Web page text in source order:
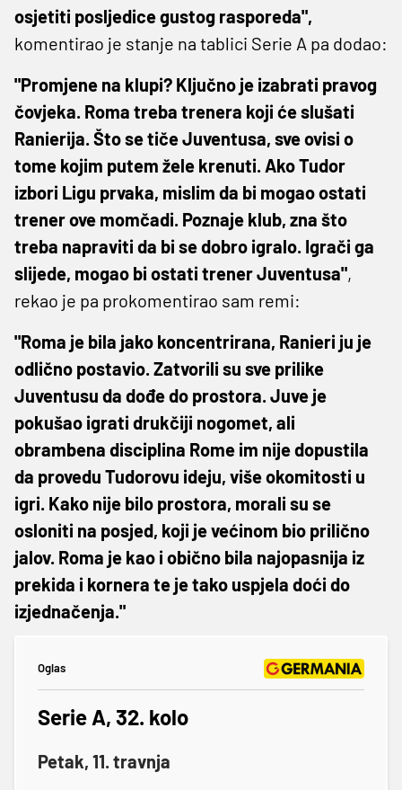
osjetiti posljedice gustog rasporeda",
komentirao je stanje na tablici Serie A pa dodao:
"Promjene na klupi? Ključno je izabrati pravog
čovjeka. Roma treba trenera koji će slušati
Ranierija. Što se tiče Juventusa, sve ovisi o
tome kojim putem žele krenuti. Ako Tudor
izbori Ligu prvaka, mislim da bi mogao ostati
trener ove momčadi. Poznaje klub, zna što
treba napraviti da bi se dobro igralo. Igrači ga
slijede, mogao bi ostati trener Juventusa",
rekao je pa prokomentirao sam remi:
"Roma je bila jako koncentrirana, Ranieri ju je
odlično postavio. Zatvorili su sve prilike
Juventusu da dođe do prostora. Juve je
pokušao igrati drukčiji nogomet, ali
obrambena disciplina Rome im nije dopustila
da provedu Tudorovu ideju, više okomitosti u
igri. Kako nije bilo prostora, morali su se
osloniti na posjed, koji je većinom bio prilično
jalov. Roma je kao i obično bila najopasnija iz
prekida i kornera te je tako uspjela doći do
izjednačenja."
Oglas
Serie A, 32. kolo
Petak, 11. travnja